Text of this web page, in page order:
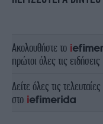
Ακολουθήστε το
πρώτοι όλες τις ειδήσεις
Δείτε όλες τις τελευταίες
στο